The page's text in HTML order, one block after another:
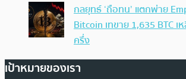
กลยุทธ์ ‘ถือทน’ แตกพ่าย
Bitcoin เทขาย 1,635 BTC
ครึ่ง
เป้าหมายของเรา